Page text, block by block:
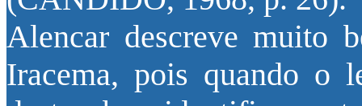
Alencar descreve muito
Iracema, pois quando o